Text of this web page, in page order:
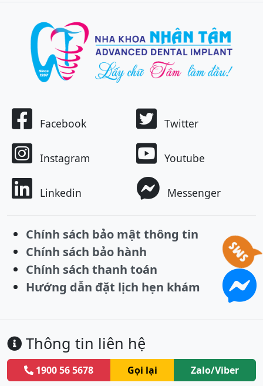
Facebook Twitter
Instagram Youtube
Linkedin Messenger
Chính sách bảo mật thông tin
Chính sách bảo hành
Chính sách thanh toán
Hướng dẫn đặt lịch hẹn khám
Thông tin liên hệ
CÔNG TY TNHH NHA KHOA QUỐC TẾ NHÂN TÂM
1900 56 5678 Gọi lại Zalo/Viber